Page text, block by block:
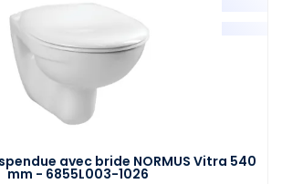
avec bride NORMUS Vitra 540
mm - 6855L003-1026